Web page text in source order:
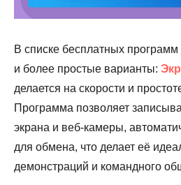
В списке бесплатных
и более простые варианты:
делается на скорости и
Программа позволяет
экрана и веб-камеры,
для обмена, что делает её
демонстраций и командного